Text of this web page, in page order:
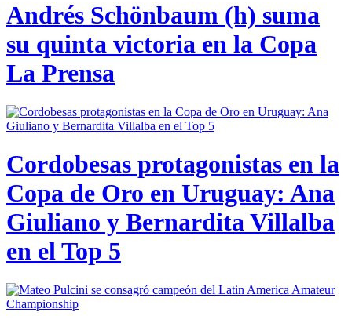
Andrés Schönbaum (h) suma
su quinta victoria en la Copa
La Prensa
Cordobesas protagonistas en la
Copa de Oro en Uruguay: Ana
Giuliano y Bernardita Villalba
en el Top 5